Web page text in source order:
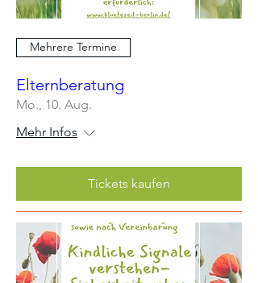
Mehrere Termine
Elternberatung
Mo., 10. Aug.
Mehr Infos
Tickets kaufen